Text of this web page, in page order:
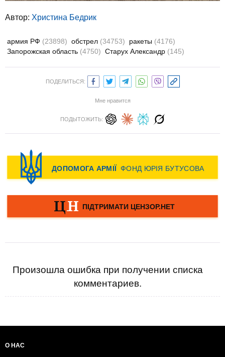
Автор: Христина Бедрик
армия РФ (23898) обстрел (34753) ракеты (4176)
Запорожская область (4750) Старух Александр (145)
ПОДЕЛИТЬСЯ:
Мне нравится
ПОДЫТОЖИТЬ:
Произошла ошибка при получении списка
комментариев.
О НАС